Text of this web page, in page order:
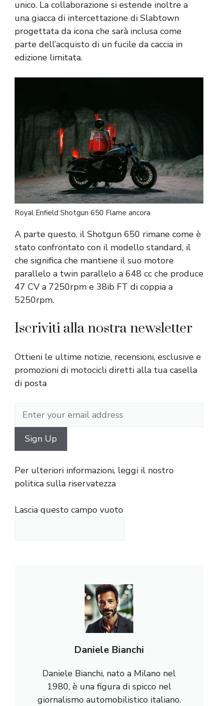
unico. La collaborazione si estende inoltre a
una giacca di intercettazione di Slabtown
progettata da icona che sarà inclusa come
parte dell’acquisto di un fucile da caccia in
edizione limitata.
Royal Enfield Shotgun 650 Flame ancora
A parte questo, il Shotgun 650 rimane come è
stato confrontato con il modello standard, il
che significa che mantiene il suo motore
parallelo a twin parallelo a 648 cc che produce
47 CV a 7250rpm e 38ib FT di coppia a
5250rpm.
Iscriviti alla nostra newsletter
Ottieni le ultime notizie, recensioni, esclusive e
promozioni di motocicli diretti alla tua casella
di posta
Per ulteriori informazioni, leggi il nostro
politica sulla riservatezza
Lascia questo campo vuoto
Daniele Bianchi
Daniele Bianchi, nato a Milano nel
1980, è una figura di spicco nel
giornalismo automobilistico italiano.